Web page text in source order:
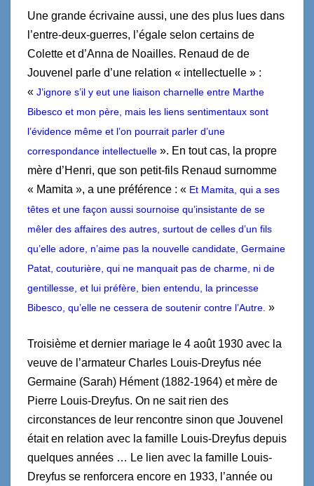
Une grande écrivaine aussi, une des plus lues dans
l’entre-deux-guerres, l’égale selon certains de
Colette et d’Anna de Noailles. Renaud de de
Jouvenel parle d’une relation « intellectuelle » :
« J’ignore s’il y eut une liaison charnelle entre Marthe
Bibesco et mon père, mais les liens sentimentaux sont
l’évidence même et l’on pourrait parler d’une
correspondance intellectuelle ». En tout cas, la propre
mère d’Henri, que son petit-fils Renaud surnomme
« Mamita », a une préférence : « Et Mamita, qui a ses
têtes et une façon aussi sournoise qu’insistante de se
mêler des affaires des autres, surtout de celles d’un fils
qu’elle adore, n’aime pas la nouvelle candidate, Germaine
Patat, couturière, qui ne manquait pas de charme, ni de
gentillesse, et lui préfère, bien entendu, la princesse
Bibesco, qu’elle ne cessera de soutenir contre l’Autre. »
Troisième et dernier mariage le 4 août 1930 avec la
veuve de l’armateur Charles Louis-Dreyfus née
Germaine (Sarah) Hément (1882-1964) et mère de
Pierre Louis-Dreyfus. On ne sait rien des
circonstances de leur rencontre sinon que Jouvenel
était en relation avec la famille Louis-Dreyfus depuis
quelques années … Le lien avec la famille Louis-
Dreyfus se renforcera encore en 1933, l’année ou